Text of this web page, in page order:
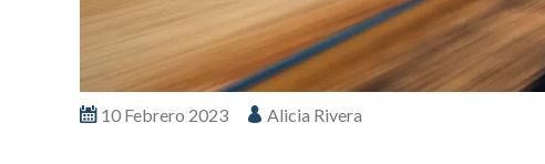
10 Febrero 2023 Alicia Rivera